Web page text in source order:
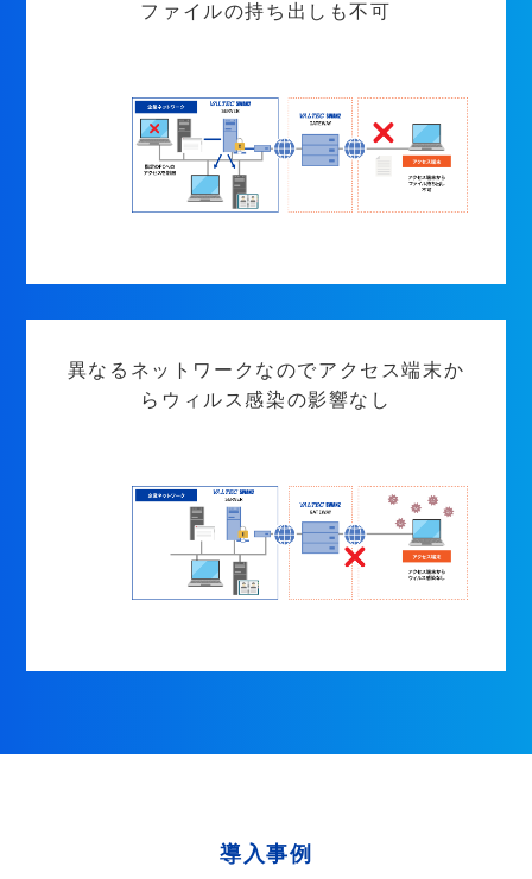
ファイルの持ち出しも不可
異なるネットワークなのでアクセス端末か
らウィルス感染の影響なし
導入事例